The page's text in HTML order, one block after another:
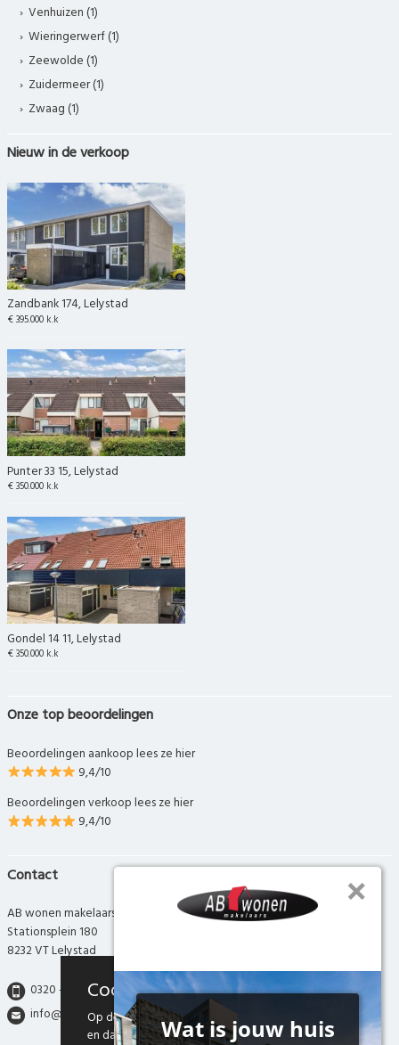
Venhuizen (1)
Wieringerwerf (1)
Zeewolde (1)
Zuidermeer (1)
Zwaag (1)
Nieuw in de verkoop
Zandbank 174, Lelystad
€ 395.000 k.k
Punter 33 15, Lelystad
€ 350.000 k.k
Gondel 14 11, Lelystad
€ 350.000 k.k
Onze top beoordelingen
Beoordelingen aankoop lees ze hier
9,4/10
Beoordelingen verkoop lees ze hier
9,4/10
Contact
AB wonen makelaars
Stationsplein 180
8232 VT Lelystad
0320 - 280 280
info@abwonen.nl
Cookies
Op deze website maken we gebruik van cookies
en daarmee vergelijkbare technieken. Door deze